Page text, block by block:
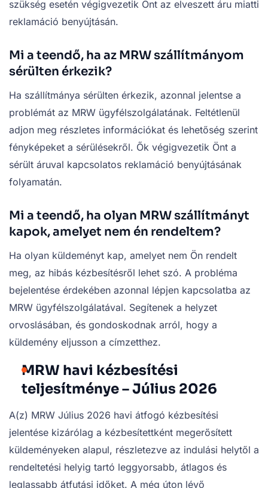
szükség esetén végigvezetik Önt az elveszett áru miatti
reklamáció benyújtásán.
Mi a teendő, ha az MRW szállítmányom
sérülten érkezik?
Ha szállítmánya sérülten érkezik, azonnal jelentse a
problémát az MRW ügyfélszolgálatának. Feltétlenül
adjon meg részletes információkat és lehetőség szerint
fényképeket a sérülésekről. Ők végigvezetik Önt a
sérült áruval kapcsolatos reklamáció benyújtásának
folyamatán.
Mi a teendő, ha olyan MRW szállítmányt
kapok, amelyet nem én rendeltem?
Ha olyan küldeményt kap, amelyet nem Ön rendelt
meg, az hibás kézbesítésről lehet szó. A probléma
bejelentése érdekében azonnal lépjen kapcsolatba az
MRW ügyfélszolgálatával. Segítenek a helyzet
orvoslásában, és gondoskodnak arról, hogy a
küldemény eljusson a címzetthez.
MRW havi kézbesítési
teljesítménye – Július 2026
A(z) MRW Július 2026 havi átfogó kézbesítési
jelentése kizárólag a kézbesítettként megerősített
küldeményeken alapul, részletezve az indulási helytől a
rendeltetési helyig tartó leggyorsabb, átlagos és
leglassabb átfutási időket. A még úton lévő